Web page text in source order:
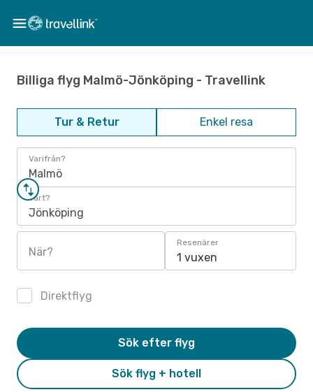
Billiga flyg Malmö-Jönköping - Travellink
Tur & Retur Enkel resa
Varifrån?
Malmö
Vart?
Jönköping
När?
Resenärer
1 vuxen
Direktflyg
Sök flyg + hotell
Sök efter flyg